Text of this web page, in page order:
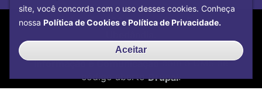
Copyright©2026Universidade Federal
Desenvolvido porCentro de Tecnologia da
Informação e Comunicaçãocom o CMS de
código abertoDrupal.
site, você concorda com o uso desses cookies. Conheça
nossa Política de Cookies e Política de Privacidade.
Aceitar